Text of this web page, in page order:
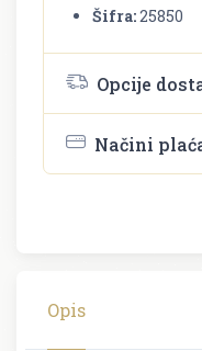
Šifra:25850
Opcije
Načini
Opis